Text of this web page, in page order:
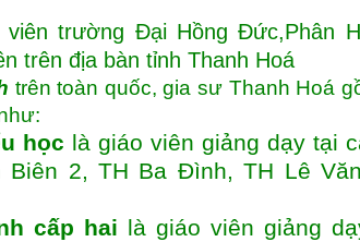
trường Đại Hồng Đức,Phân
trên địa bàn tỉnh Thanh Hoá
trên toàn quốc, gia sư Thanh Hoá
học là giáo viên giảng dạy tại
2, TH Ba Đình, TH Lê
cấp hai là giáo viên giảng